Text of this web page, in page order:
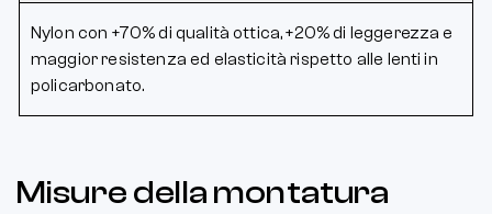
Nylon con +70% di qualità ottica, +20% di leggerezza e
maggior resistenza ed elasticità rispetto alle lenti in
policarbonato.
Misure della montatura